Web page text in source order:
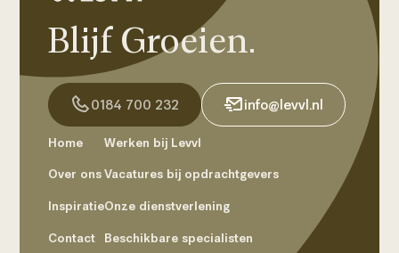
Blijf Groeien.
0184 700 232 info@levvl.nl
Home
Over ons
Inspiratie
Contact
Werken bij Levvl
Vacatures bij opdrachtgevers
Onze dienstverlening
Beschikbare specialisten